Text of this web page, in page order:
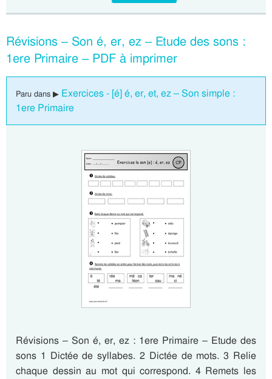
Révisions – Son é, er, ez – Etude des sons :
1ere Primaire – PDF à imprimer
Paru dans ▶ Exercices - [é] é, er, et, ez – Son simple :
1ere Primaire
Révisions – Son é, er, ez : 1ere Primaire – Etude des
sons 1 Dictée de syllabes. 2 Dictée de mots. 3 Relie
chaque dessin au mot qui correspond. 4 Remets les